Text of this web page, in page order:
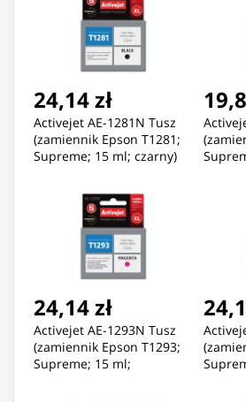
24,14 zł
Activejet AE-1281N Tusz
(zamiennik Epson T1281;
Supreme; 15 ml; czarny)
24,14 zł
Activejet AE-1293N Tusz
(zamiennik Epson T1293;
Supreme; 15 ml;